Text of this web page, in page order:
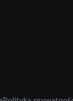
numeru
wykorzystany do
szczególności
obsługiwanych przez
korzystanie z
lub